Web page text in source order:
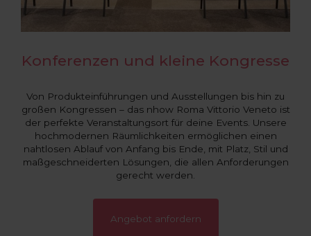
Konferenzen und kleine Kongresse
Von Produkteinführungen und Ausstellungen bis hin zu
großen Kongressen – das nhow Roma Vittorio Veneto ist
der perfekte Veranstaltungsort für deine Events. Unsere
hochmodernen Räumlichkeiten ermöglichen einen
nahtlosen Ablauf von Anfang bis Ende, mit Platz, Stil und
maßgeschneiderten Lösungen, die allen Anforderungen
gerecht werden.
Angebot anfordern